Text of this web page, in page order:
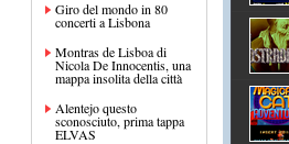
Giro del mondo in 80
concerti a Lisbona
Montras de Lisboa di
Nicola De Innocentis, una
mappa insolita della città
Alentejo questo
sconosciuto, prima tappa
ELVAS